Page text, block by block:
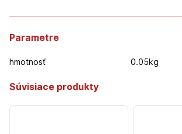
Parametre
hmotnosť 0.05kg
Súvisiace produkty